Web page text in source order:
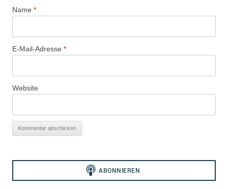
Name *
E-Mail-Adresse *
Website